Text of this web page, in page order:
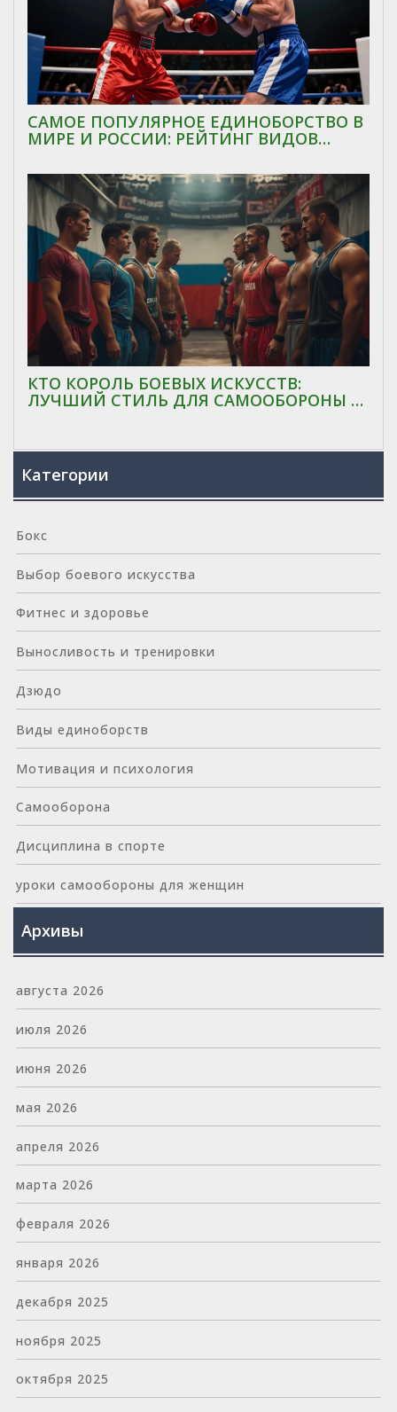
САМОЕ ПОПУЛЯРНОЕ ЕДИНОБОРСТВО В
МИРЕ И РОССИИ: РЕЙТИНГ ВИДОВ
КТО КОРОЛЬ БОЕВЫХ ИСКУССТВ:
ЛУЧШИЙ СТИЛЬ ДЛЯ САМООБОРОНЫ И
Категории
Бокс
Выбор боевого искусства
Фитнес и здоровье
Выносливость и тренировки
Дзюдо
Виды единоборств
Мотивация и психология
Самооборона
Дисциплина в спорте
уроки самообороны для женщин
Архивы
августа 2026
июля 2026
июня 2026
мая 2026
апреля 2026
марта 2026
февраля 2026
января 2026
декабря 2025
ноября 2025
октября 2025